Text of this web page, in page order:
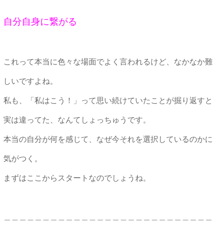
自分自身に繋がる
これって本当に色々な場面でよく言われるけど、なかなか難
しいですよね。
私も、「私はこう！」って思い続けていたことが掘り返すと
実は違ってた、なんてしょっちゅうです。
本当の自分が何を感じて、なぜ今それを選択しているのかに
気がつく。
まずはここからスタートなのでしょうね。